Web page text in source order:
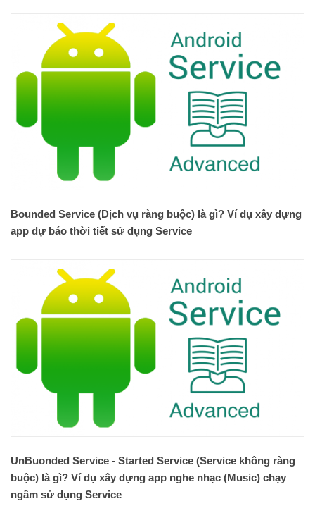
Bounded Service (Dịch vụ ràng buộc) là gì? Ví dụ xây dựng
app dự báo thời tiết sử dụng Service
UnBuonded Service - Started Service (Service không ràng
buộc) là gì? Ví dụ xây dựng app nghe nhạc (Music) chạy
ngầm sử dụng Service